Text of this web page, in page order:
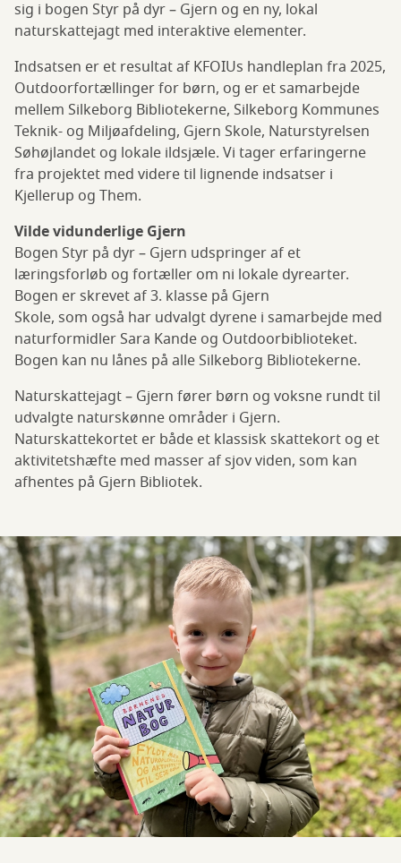
sig i bogen Styr på dyr – Gjern og en ny, lokal
naturskattejagt med interaktive elementer.
Indsatsen er et resultat af KFOIUs handleplan fra 2025,
Outdoorfortællinger for børn, og er et samarbejde
mellem Silkeborg Bibliotekerne, Silkeborg Kommunes
Teknik- og Miljøafdeling, Gjern Skole, Naturstyrelsen
Søhøjlandet og lokale ildsjæle. Vi tager erfaringerne
fra projektet med videre til lignende indsatser i
Kjellerup og Them.
Vilde vidunderlige Gjern
Bogen Styr på dyr – Gjern udspringer af et
læringsforløb og fortæller om ni lokale dyrearter.
Bogen er skrevet af 3. klasse på Gjern
Skole, som også har udvalgt dyrene i samarbejde med
naturformidler Sara Kande og Outdoorbiblioteket.
Bogen kan nu lånes på alle Silkeborg Bibliotekerne.
Naturskattejagt – Gjern fører børn og voksne rundt til
udvalgte naturskønne områder i Gjern.
Naturskattekortet er både et klassisk skattekort og et
aktivitetshæfte med masser af sjov viden, som kan
afhentes på Gjern Bibliotek.